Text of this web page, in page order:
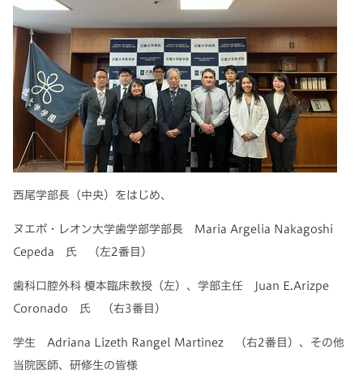
西尾学部長（中央）をはじめ、
ヌエボ・レオン大学歯学部学部長 Maria Argelia Nakagoshi
Cepeda 氏
（左2番目）
歯科口腔外科 榎本臨床教授（左）、学部主任
Juan E.Arizpe
Coronado 氏
（右3番目）
学生 Adriana Lizeth Rangel Martinez
（右2番目）、その他
当院医師、研修生の皆様